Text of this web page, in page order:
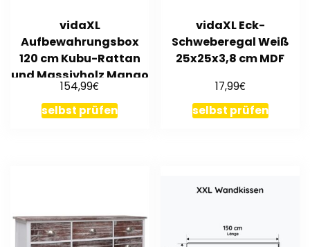
vidaXL
Aufbewahrungsbox
120 cm Kubu-Rattan
und Massivholz Mango
154,99€
selbst prüfen
vidaXL Eck-
Schweberegal Weiß
25x25x3,8 cm MDF
17,99€
selbst prüfen